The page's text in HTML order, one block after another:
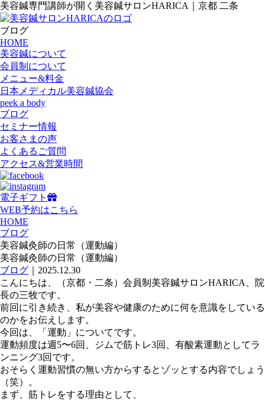
美容鍼専門講師が開く美容鍼サロンHARICA｜京都 二条
ブログ
HOME
美容鍼について
会員制について
メニュー&料金
日本メディカル美容鍼協会
peek a body
ブログ
セミナー情報
お客さまの声
よくあるご質問
アクセス&営業時間
電子ギフト
WEB予約はこちら
HOME
ブログ
美容鍼灸師の日常（運動編）
美容鍼灸師の日常（運動編）
ブログ ｜2025.12.30
こんにちは、（京都・二条）会員制美容鍼サロンHARICA、院
長の三牧です。
前回に引き続き、私が美容や健康のために何を意識をしている
のかをお伝えします。
今回は、「運動」についてです。
運動頻度は週5〜6回、ジムで筋トレ3回、有酸素運動としてラ
ンニング3回です。
おそらく運動習慣の無い方からするとゾッとする内容でしょう
（笑）。
まず、筋トレをする理由として、